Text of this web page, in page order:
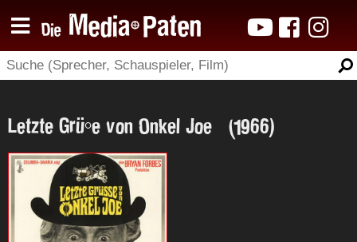
Letzte Grüße von Onkel Joe (1966)